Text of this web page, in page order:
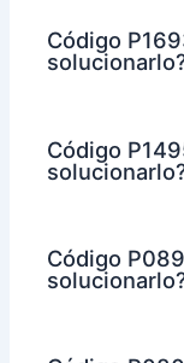
Código
Código
Código